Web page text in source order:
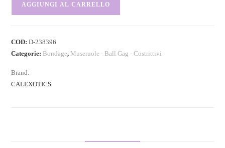
AGGIUNGI AL CARRELLO
COD:D-238396
Categorie: Bondage, Museruole - Ball Gag - Costrittivi
Brand:
CALEXOTICS